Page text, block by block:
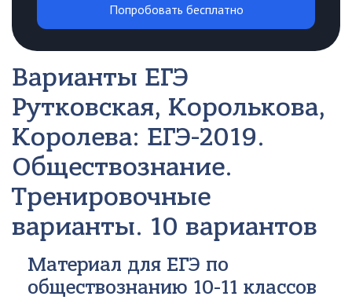
Попробовать бесплатно
Варианты ЕГЭ
Рутковская, Королькова,
Королева: ЕГЭ-2019.
Обществознание.
Тренировочные
варианты. 10 вариантов
Материал для ЕГЭ по
обществознанию 10-11 классов